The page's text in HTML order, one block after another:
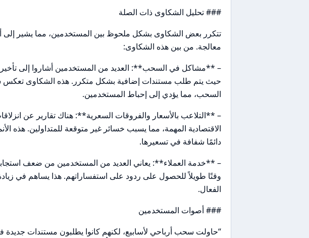
### تحليل الشكاوى ذات الصلة
تتكرر بعض الشكاوى بشكل ملحوظ بين المستخدمين، مما يشير
معالجة. من بين هذه الشكاوى:
– **مشاكل في السحب**: العديد من المستخدمين أشاروا إلى
حيث يتم طلب مستندات إضافية بشكل متكرر. هذه الشكاوى تعكس
السحب، مما يؤدي إلى إحباط المستخدمين.
– **التلاعب بالأسعار والفروقات السعرية**: هناك تقارير عن
الاقتصادية المهمة، مما يسبب خسائر غير متوقعة للمتداولين. هذه
دائمًا شفافة في تسعيرها.
– **خدمة العملاء**: يعاني العديد من المستخدمين من ضعف
وقتًا طويلاً للحصول على ردود على استفساراتهم. هذا يساهم في
الفعال.
### أصوات المستخدمين
“حاولت سحب أرباحي لأسابيع، لكنهم كانوا يطلبون مستندات